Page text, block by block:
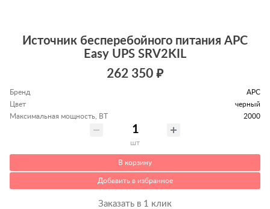
Источник бесперебойного питания APC
Easy UPS SRV2KIL
262 350 ₽
Бренд
APC
Цвет
черный
Максимальная мощность, ВТ
2000
шт
В корзину
Добавить в избранное
Заказать в 1 клик